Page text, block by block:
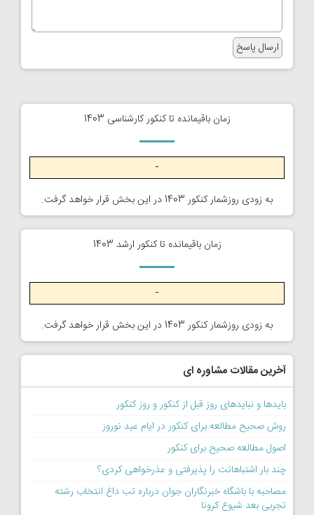
زمان باقیمانده تا کنکور کارشناسی 1403
-
به زودی روزشمار کنکور 1403 در این بخش قرار خواهد گرفت.
زمان باقیمانده تا کنکور ارشد 1403
-
به زودی روزشمار کنکور 1403 در این بخش قرار خواهد گرفت.
آخرین مقالات مشاوره ای
بایدها و نبایدهای روز قبل از کنکور و روز کنکور
روش صحیح مطالعه برای کنکور در ایام عید نوروز
اصول مطالعه صحیح برای کنکور
چند بار اشتباهاتت را پذیرفتی و عذرخواهی کردی؟
مصاحبه با باشگاه خبرنگاران جوان درباره تب داغ انتخاب رشته
تجربی بعد شیوع کرونا